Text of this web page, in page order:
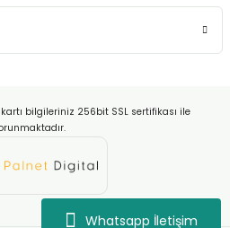
Whatsapp İletişim
kartı bilgileriniz 256bit SSL sertifikası ile